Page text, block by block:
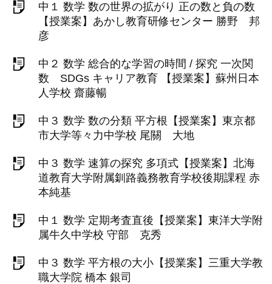
中１ 数学 数の世界の拡がり 正の数と負の数
【授業案】あかし教育研修センター 勝野 邦
彦
中２ 数学 総合的な学習の時間 / 探究 一次関
数 SDGs キャリア教育 【授業案】蘇州日本
人学校 齋藤暢
中３ 数学 数の分類 平方根【授業案】東京都
市大学等々力中学校 尾關 大地
中３ 数学 速算の探究 多項式【授業案】北海
道教育大学附属釧路義務教育学校後期課程 赤
本純基
中１ 数学 定期考査直後【授業案】東洋大学附
属牛久中学校 守部 克秀
中３ 数学 平方根の大小【授業案】三重大学教
職大学院 橋本 銀司